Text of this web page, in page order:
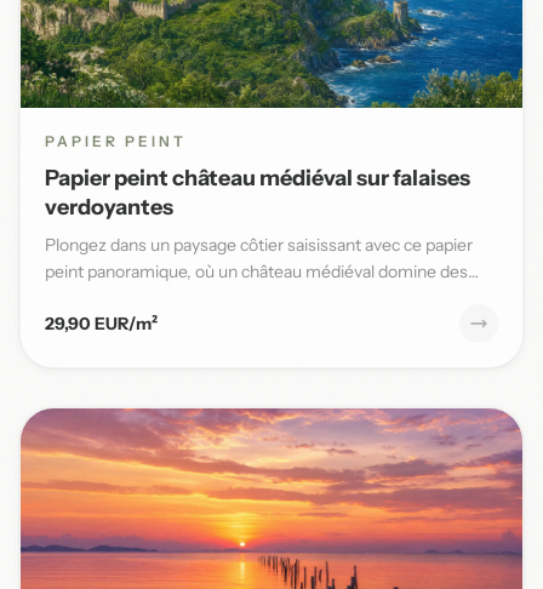
PAPIER PEINT
Papier peint château médiéval sur falaises
verdoyantes
Plongez dans un paysage côtier saisissant avec ce papier
peint panoramique, où un château médiéval domine des
29,90 EUR/m²